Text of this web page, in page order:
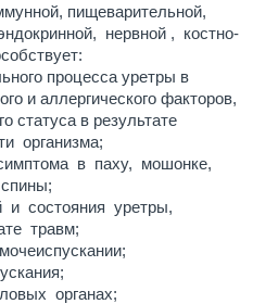
пищеварительной,
нервной , костно-
процесса уретры в
и аллергического факторов,
статуса в результате
организма;
в паху, мошонке,
и состояния уретры,
травм;
органах;